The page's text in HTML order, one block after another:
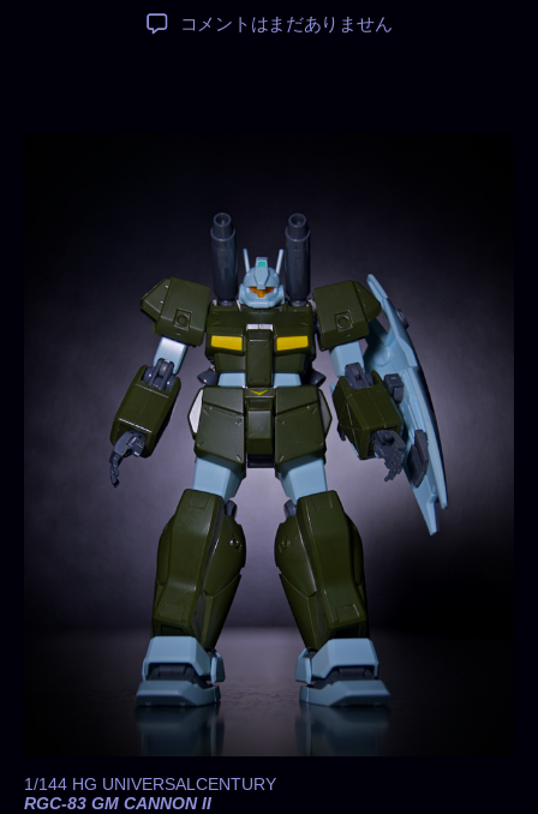
稿
日
RGC-
の
コメントはまだありません
1/144 HG UNIVERSALCENTURY
RGC-83 GM CANNON II